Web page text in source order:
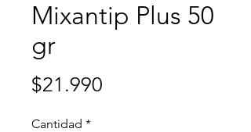
Mixantip Plus 50
gr
$21.990
Cantidad *